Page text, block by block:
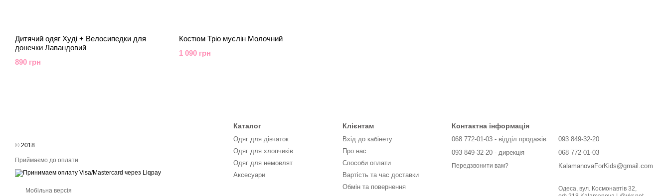
Дитячий одяг Худі + Велосипедки для
донечки Лавандовий
890 грн
Костюм Тріо муслін Молочний
1 090 грн
© 2018
Приймаємо до оплати
Мобільна версія
Каталог
Одяг для дівчаток
Одяг для хлопчиків
Одяг для немовлят
Аксесуари
Клієнтам
Вхід до кабінету
Про нас
Способи оплати
Вартість та час доставки
Обмін та повернення
Контактна інформація
068 772-01-03 - відділ продажів
093 849-32-20 - дирекція
Передзвонити вам?
093 849-32-20
068 772-01-03
KalamanovaForKids@gmail.com
Одеса, вул. Космонавтів 32,